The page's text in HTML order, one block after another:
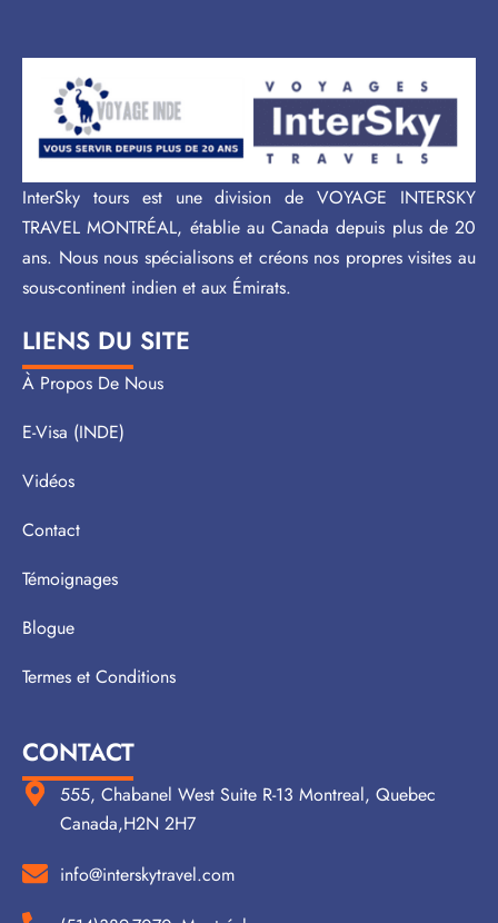
InterSky tours est une division de VOYAGE INTERSKY
TRAVEL MONTRÉAL, établie au Canada depuis plus de 20
ans. Nous nous spécialisons et créons nos propres visites au
sous-continent indien et aux Émirats.
LIENS DU SITE
À Propos De Nous
E-Visa (INDE)
Vidéos
Contact
Témoignages
Blogue
Termes et Conditions
CONTACT
555, Chabanel West Suite R-13 Montreal, Quebec
Canada,H2N 2H7
info@interskytravel.com